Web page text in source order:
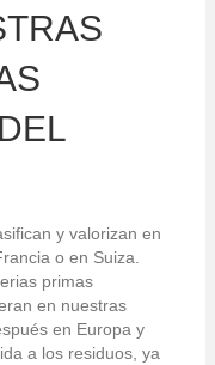
y valorizan en
o en Suiza.
primas
en nuestras
en Europa y
a los residuos, ya